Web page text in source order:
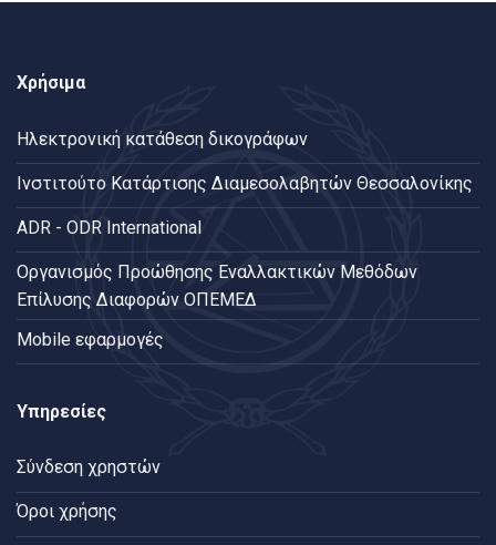
Χρήσιμα
Ηλεκτρονική κατάθεση δικογράφων
Ινστιτούτο Κατάρτισης Διαμεσολαβητών Θεσσαλονίκης
ADR - ODR International
Oργανισμός Προώθησης Εναλλακτικών Μεθόδων
Επίλυσης Διαφορών ΟΠΕΜΕΔ
Mobile εφαρμογές
Υπηρεσίες
Σύνδεση χρηστών
Όροι χρήσης